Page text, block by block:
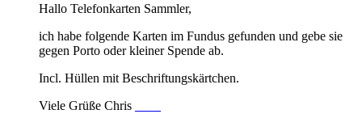
Hallo Telefonkarten Sammler,
ich habe folgende Karten im Fundus gefunden und gebe sie
gegen Porto oder kleiner Spende ab.
Incl. Hüllen mit Beschriftungskärtchen.
Viele Grüße Chris